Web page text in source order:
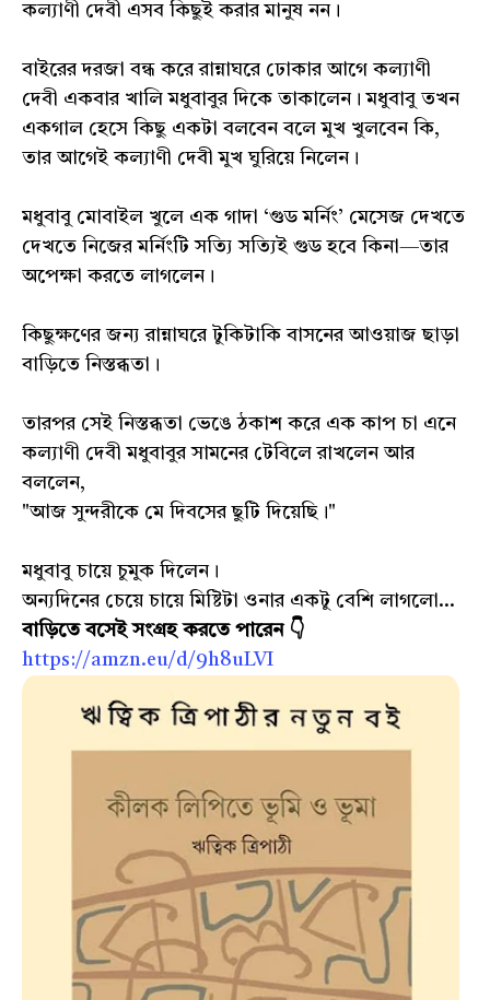
কল্যাণী দেবী এসব কিছুই করার মানুষ নন।
বাইরের দরজা বন্ধ করে রান্নাঘরে ঢোকার আগে কল্যাণী
দেবী একবার খালি মধুবাবুর দিকে তাকালেন। মধুবাবু তখন
একগাল হেসে কিছু একটা বলবেন বলে মুখ খুলবেন কি,
তার আগেই কল্যাণী দেবী মুখ ঘুরিয়ে নিলেন।
মধুবাবু মোবাইল খুলে এক গাদা ‘গুড মর্নিং’ মেসেজ দেখতে
দেখতে নিজের মর্নিংটি সত্যি সত্যিই গুড হবে কিনা—তার
অপেক্ষা করতে লাগলেন।
কিছুক্ষণের জন্য রান্নাঘরে টুকিটাকি বাসনের আওয়াজ ছাড়া
বাড়িতে নিস্তব্ধতা।
তারপর সেই নিস্তব্ধতা ভেঙে ঠকাশ করে এক কাপ চা এনে
কল্যাণী দেবী মধুবাবুর সামনের টেবিলে রাখলেন আর
বললেন,
"আজ সুন্দরীকে মে দিবসের ছুটি দিয়েছি।"
মধুবাবু চায়ে চুমুক দিলেন।
অন্যদিনের চেয়ে চায়ে মিষ্টিটা ওনার একটু বেশি লাগলো...
বাড়িতে বসেই সংগ্রহ করতে পারেন 👇
https://amzn.eu/d/9h8uLVI